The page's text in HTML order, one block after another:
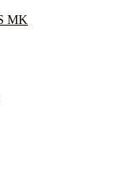
MK